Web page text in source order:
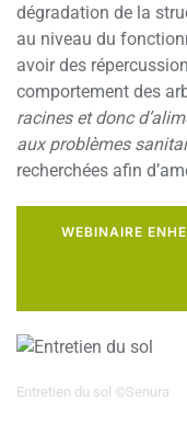
dégradation de la
au niveau du
avoir des
comportement des
racines et donc
aux problèmes
recherchées afin
WEBINAIRE
Entretien du sol ©Senura